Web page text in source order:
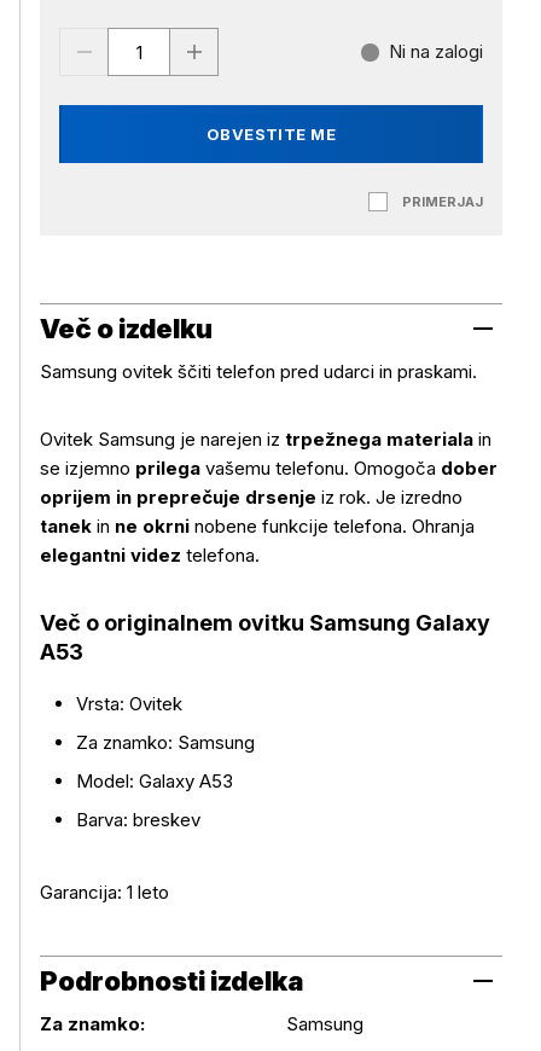
OBVESTITE ME
Ni na zalogi
PRIMERJAJ
Več o izdelku
Več o izdelku
Samsung ovitek ščiti telefon pred udarci in praskami.
Ovitek Samsung je narejen iz trpežnega materiala in
se izjemno prilega vašemu telefonu. Omogoča dober
oprijem in preprečuje drsenje iz rok. Je izredno
tanek in ne okrni nobene funkcije telefona. Ohranja
elegantni videz telefona.
Več o originalnem ovitku Samsung Galaxy
A53
Vrsta: Ovitek
Za znamko: Samsung
Model: Galaxy A53
Barva: breskev
Garancija: 1 leto
Podrobnosti izdelka
Za znamko: Samsung